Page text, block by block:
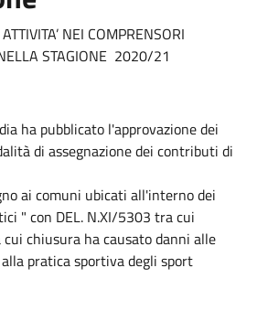
NEI COMPRENSORI
STAGIONE 2020/21
ha pubblicato l'approvazione dei
di assegnazione dei contributi di
ai comuni ubicati all'interno dei
" con DEL. N.XI/5303 tra cui
cui chiusura ha causato danni alle
pratica sportiva degli sport